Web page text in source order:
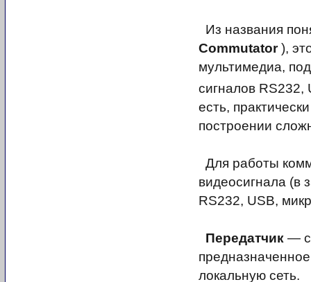
Из названия
Commutator),
мультимедиа,
сигналов
есть,
построении
Для работы
видеосигнала (в
RS232, USB,
Передатчик —
локальную сеть.